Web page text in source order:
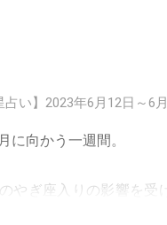
占い】2023年6月12日～6
に向かう一週間。
やぎ座入りの影響を受